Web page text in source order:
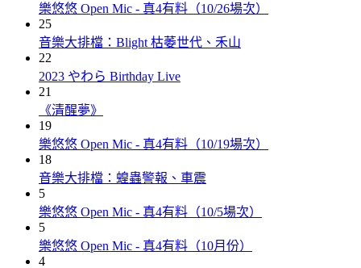
樂悠悠 Open Mic - 真4有料（10/26場次）
25
音樂大排檔：Blight 枯萎世代、禾山
22
2023 やわら Birthday Live
21
《清醒夢》
19
樂悠悠 Open Mic - 真4有料（10/19場次）
18
音樂大排檔：蝗蟲警報、車震
5
樂悠悠 Open Mic - 真4有料（10/5場次）
5
樂悠悠 Open Mic - 真4有料（10月份）
4